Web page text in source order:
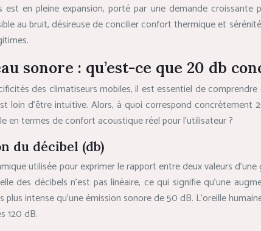
en pleine expansion, porté par une demande
au bruit, désireuse de concilier confort thermique et
sonore : qu’est-ce que 20 db
des climatiseurs mobiles, il est essentiel de
loin d’être intuitive. Alors, à quoi correspond
en termes de confort acoustique réel pour l’utilisateur ?
du décibel (db)
utilisée pour exprimer le rapport entre deux valeurs
des décibels n’est pas linéaire, ce qui signifie qu’une
intense qu’une émission sonore de 50 dB. L’oreille
120 dB.